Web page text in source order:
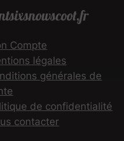
Compte
légales
générales de
de confidentialité
contacter